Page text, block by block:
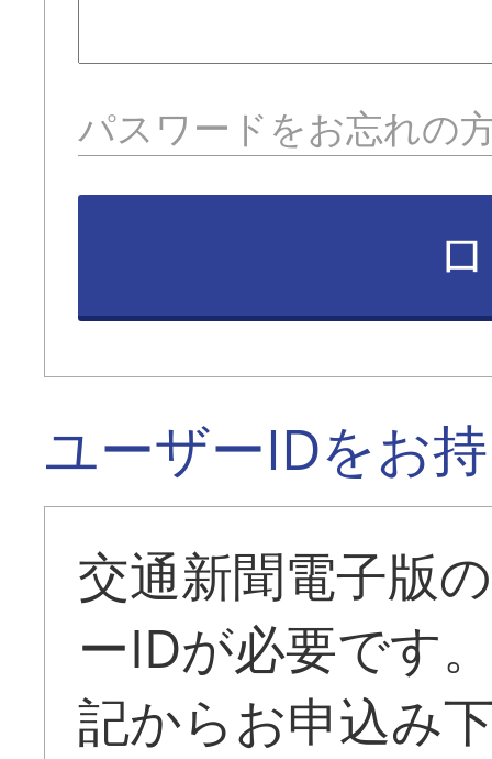
パスワードをお忘れの
ユーザーIDをお
交通新聞電子版
ーIDが必要です
記からお申込み